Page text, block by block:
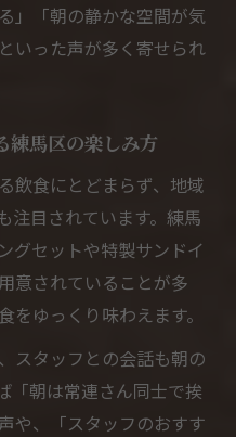
」「朝の静かな空間が気
いった声が多く寄せられ
練馬区の楽しみ方
飲食にとどまらず、地域
注目されています。練馬
グセットや特製サンドイ
意されていることが多
をゆっくり味わえます。
スタッフとの会話も朝の
「朝は常連さん同士で挨
や、「スタッフのおすす